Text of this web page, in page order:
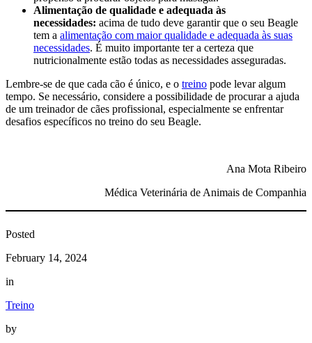
Alimentação de qualidade e adequada às
necessidades: acima de tudo deve garantir que o seu Beagle
tem a alimentação com maior qualidade e adequada às suas
necessidades. É muito importante ter a certeza que
nutricionalmente estão todas as necessidades asseguradas.
Lembre-se de que cada cão é único, e o treino pode levar algum
tempo. Se necessário, considere a possibilidade de procurar a ajuda
de um treinador de cães profissional, especialmente se enfrentar
desafios específicos no treino do seu Beagle.
Ana Mota Ribeiro
Médica Veterinária de Animais de Companhia
Posted
February 14, 2024
in
Treino
by